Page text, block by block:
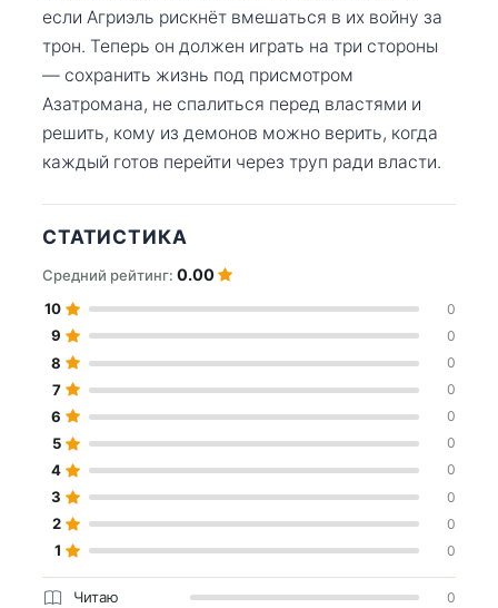
если Агриэль рискнёт вмешаться в их войну за
трон. Теперь он должен играть на три стороны
— сохранить жизнь под присмотром
Азатромана, не спалиться перед властями и
решить, кому из демонов можно верить, когда
каждый готов перейти через труп ради власти.
СТАТИСТИКА
Средний рейтинг: 0.00
10 0
9 0
8 0
7 0
6 0
5 0
4 0
3 0
2 0
1 0
Читаю 0